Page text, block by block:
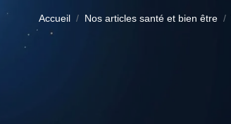
Accueil Nos articles santé et bien être